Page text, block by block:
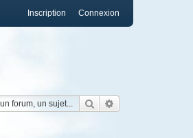
Connexion
Inscription
Rechercher